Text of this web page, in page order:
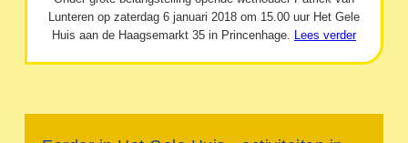
Lunteren op zaterdag 6 januari 2018 om 15.00 uur Het Gele
Huis aan de Haagsemarkt 35 in Princenhage. Lees verder